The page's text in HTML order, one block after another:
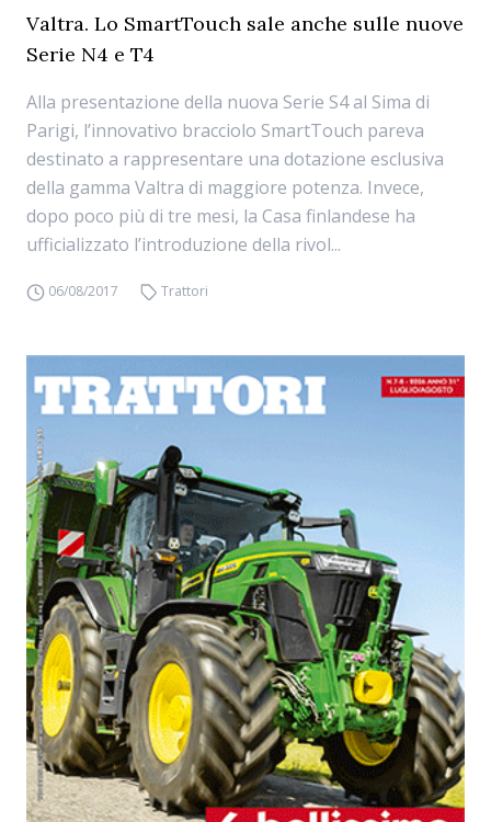
Valtra. Lo SmartTouch sale anche sulle nuove
Serie N4 e T4
Alla presentazione della nuova Serie S4 al Sima di
Parigi, l’innovativo bracciolo SmartTouch pareva
destinato a rappresentare una dotazione esclusiva
della gamma Valtra di maggiore potenza. Invece,
dopo poco più di tre mesi, la Casa finlandese ha
ufficializzato l’introduzione della rivol...
06/08/2017 Trattori